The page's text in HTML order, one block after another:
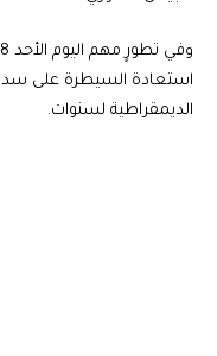
استعادة السيطرة على سد
الديمقراطية لسنوات.